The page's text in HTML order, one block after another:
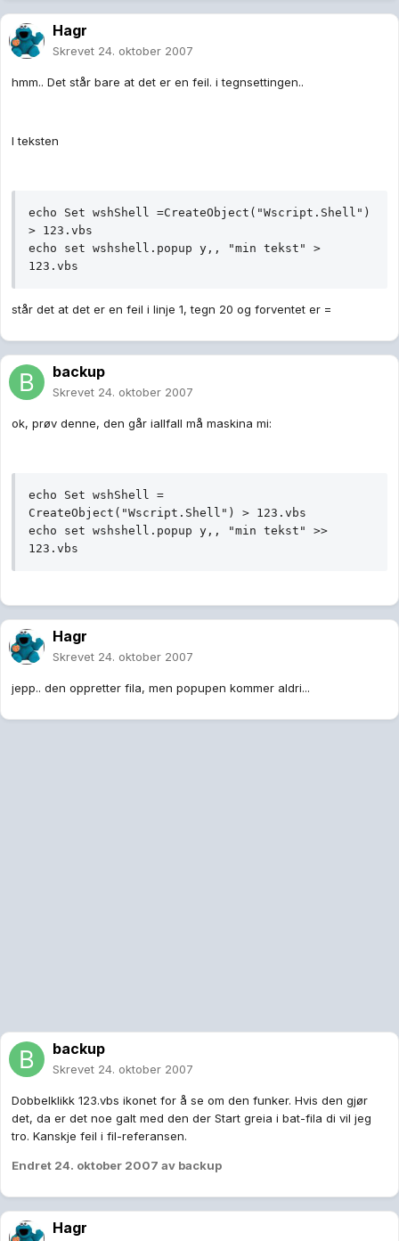
Hagr
Skrevet 24. oktober 2007
hmm.. Det står bare at det er en feil. i tegnsettingen..
I teksten
echo Set wshShell =CreateObject("Wscript.Shell")
> 123.vbs
echo set wshshell.popup y,, "min tekst" >
123.vbs
står det at det er en feil i linje 1, tegn 20 og forventet er =
backup
Skrevet 24. oktober 2007
ok, prøv denne, den går iallfall må maskina mi:
echo Set wshShell =
CreateObject("Wscript.Shell") > 123.vbs
echo set wshshell.popup y,, "min tekst" >>
123.vbs
Hagr
Skrevet 24. oktober 2007
jepp.. den oppretter fila, men popupen kommer aldri...
backup
Skrevet 24. oktober 2007
Dobbelklikk 123.vbs ikonet for å se om den funker. Hvis den gjør
det, da er det noe galt med den der Start greia i bat-fila di vil jeg
tro. Kanskje feil i fil-referansen.
Endret 24. oktober 2007 av backup
Hagr